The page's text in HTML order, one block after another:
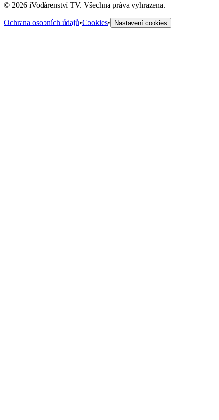
© 2026 iVodárenství TV. Všechna práva vyhrazena.
Ochrana osobních údajů•Cookies• Nastavení cookies